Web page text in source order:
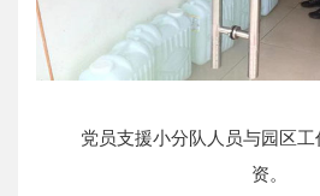
党员支援小分队人员与园区工
资。